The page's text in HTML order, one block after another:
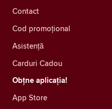
Contact
Cod promoțional
Asistență
Carduri Cadou
Obțne aplicația!
App Store